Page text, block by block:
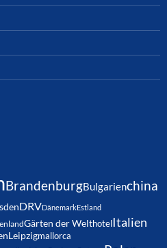
BrandenburgBulgarienchina
DRVDänemarkEstland
Gärten der Welthotel Italien
Leipzigmallorca